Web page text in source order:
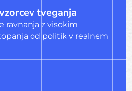
tveganja
ravnanja z visokim
od politik v realnem